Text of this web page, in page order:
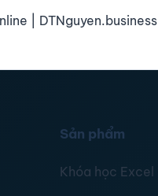
| DTNguyen.business
Sản phẩm
Khóa học Excel